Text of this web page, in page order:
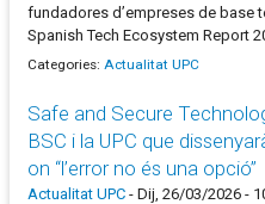
fundadores d’empreses de base
Spanish Tech Ecosystem Report
Categories: Actualitat UPC
Safe and Secure
BSC i la UPC que
on “l’error no és una opció”
Actualitat UPC - Dij, 26/03/2026 -